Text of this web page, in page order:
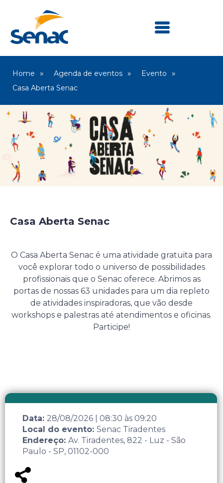
Home Agenda de eventos
Evento
Casa Aberta Senac
Casa Aberta Senac
O Casa Aberta Senac é uma atividade gratuita para
você explorar todo o universo de possibilidades
profissionais que o Senac oferece. Abrimos as
portas de nossas 63 unidades para um dia repleto
de atividades inspiradoras, que vão desde
workshops e palestras até atendimentos e oficinas.
Participe!
Data: 28/08/2026 08:30 às 09:20
Local do evento: Senac Tiradentes
Endereço: Av. Tiradentes, 822 - Luz - São
Paulo - SP, 01102-000